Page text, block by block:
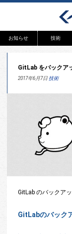
お知らせ 技術
システム開
アプリ
GitLab をバックア
2017年6月7日 技術
GitLab のバックア
GitLabのバック